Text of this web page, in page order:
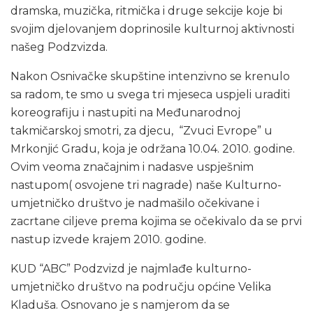
dramska, muzička, ritmička i druge sekcije koje bi
svojim djelovanjem doprinosile kulturnoj aktivnosti
našeg Podzvizda.
Nakon Osnivačke skupštine intenzivno se krenulo
sa radom, te smo u svega tri mjeseca uspjeli uraditi
koreografiju i nastupiti na Međunarodnoj
takmičarskoj smotri, za djecu, “Zvuci Evrope” u
Mrkonjić Gradu, koja je održana 10.04. 2010. godine.
Ovim veoma značajnim i nadasve uspješnim
nastupom( osvojene tri nagrade) naše Kulturno-
umjetničko društvo je nadmašilo očekivane i
zacrtane ciljeve prema kojima se očekivalo da se prvi
nastup izvede krajem 2010. godine.
KUD “ABC” Podzvizd je najmlađe kulturno-
umjetničko društvo na području općine Velika
Kladuša. Osnovano je s namjerom da se